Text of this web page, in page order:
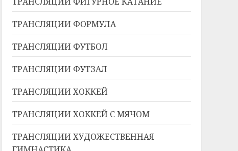
ТРАНСЛЯЦИИ ФОРМУЛА
ТРАНСЛЯЦИИ ФУТБОЛ
ТРАНСЛЯЦИИ ФУТЗАЛ
ТРАНСЛЯЦИИ ХОККЕЙ
ТРАНСЛЯЦИИ ХОККЕЙ С МЯЧОМ
ТРАНСЛЯЦИИ ХУДОЖЕСТВЕННАЯ